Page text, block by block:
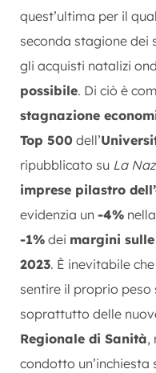
quest’ultima per il
seconda stagione dei
gli acquisti natalizi
possibile. Di ciò è
stagnazione
Top 500 dell’
ripubblicato su La
imprese pilastro
evidenzia un -4% nella
-1% dei margini
2023. È inevitabile
sentire il proprio
soprattutto delle
Regionale di Sanità,
condotto un’inchiesta